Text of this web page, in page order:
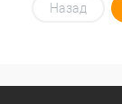
Назад